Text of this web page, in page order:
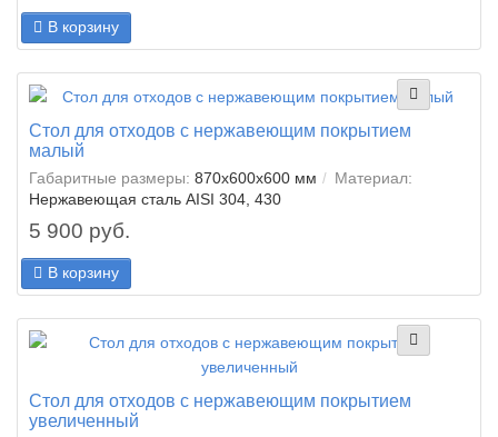
В корзину
Стол для отходов с нержавеющим покрытием
малый
Габаритные размеры: 870x600x600 мм
Материал:
Нержавеющая сталь AISI 304, 430
5 900 руб.
В корзину
Стол для отходов с нержавеющим покрытием
увеличенный